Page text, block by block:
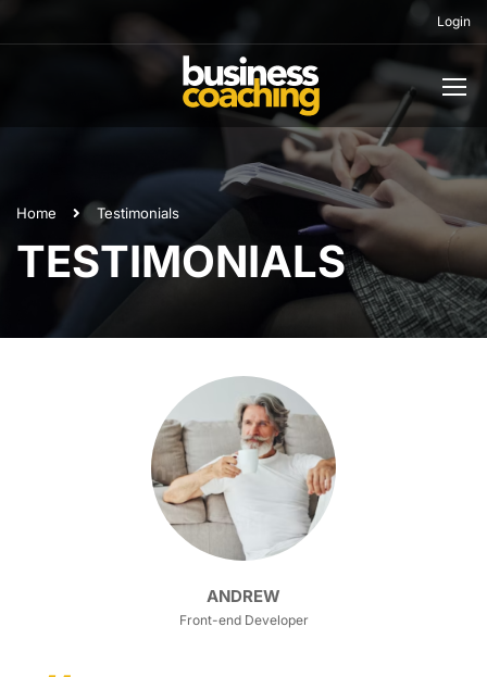
Login
Home Testimonials
TESTIMONIALS
ANDREW
Front-end Developer